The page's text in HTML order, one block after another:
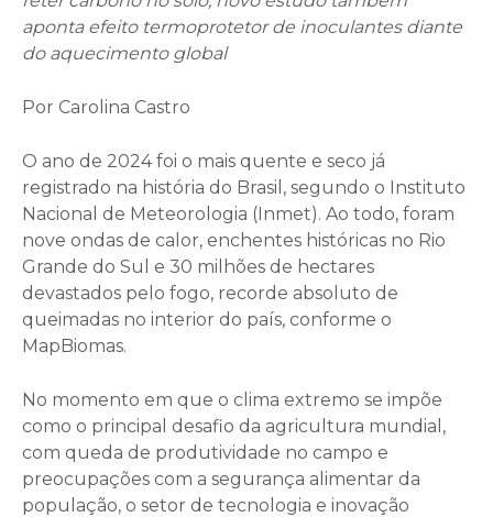
aponta efeito termoprotetor de inoculantes diante
do aquecimento global
Por Carolina Castro
O ano de 2024 foi o mais quente e seco já
registrado na história do Brasil, segundo o Instituto
Nacional de Meteorologia (Inmet). Ao todo, foram
nove ondas de calor, enchentes históricas no Rio
Grande do Sul e 30 milhões de hectares
devastados pelo fogo, recorde absoluto de
queimadas no interior do país, conforme o
MapBiomas.
No momento em que o clima extremo se impõe
como o principal desafio da agricultura mundial,
com queda de produtividade no campo e
preocupações com a segurança alimentar da
população, o setor de tecnologia e inovação